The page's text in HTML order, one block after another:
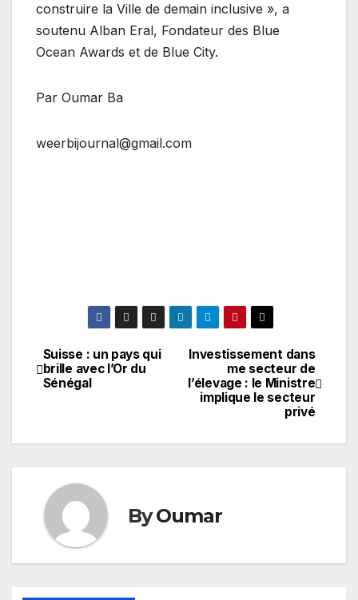
construire la Ville de demain inclusive », a
soutenu Alban Eral, Fondateur des Blue
Ocean Awards et de Blue City.
Par Oumar Ba
weerbijournal@gmail.com
Navigation
de
Investissement dans
me secteur de
l’élevage : le Ministre
implique le secteur
privé
Suisse : un pays qui
brille avec l’Or du
Sénégal
ByOumar